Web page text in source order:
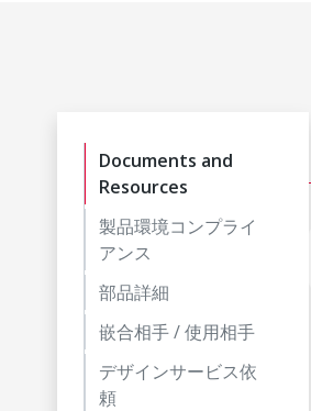
Documents and
Resources
製品環境コンプライ
アンス
部品詳細
嵌合相手 / 使用相手
デザインサービス依
頼